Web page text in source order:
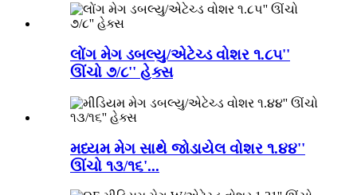
લોંગ મેગ ડબલ્યુ/એટેચ્ડ વોશર ૧.૮૫''
ઊંચો ૭/૮'' હેક્સ
મધ્યમ મેગ સાથે જોડાયેલ વોશર ૧.૪૪''
ઊંચો ૧૩/૧૬'...